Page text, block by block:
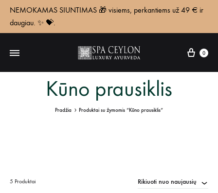
NEMOKAMAS SIUNTIMAS 🎁 visiems, perkantiems už 49 € ir
daugiau. ✨ 💝.
0
Kūno prausiklis
Pradžia Produktai su žymomis “Kūno prausiklis”
5 Produktai Rikiuoti nuo naujausių